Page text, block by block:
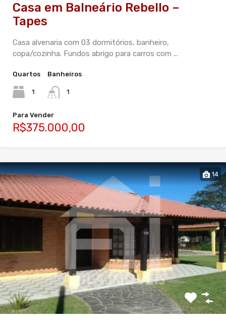
Casa em Balneário Rebello –
Tapes
Casa alvenaria com 03 dormitórios, banheiro,
copa/cozinha. Fundos abrigo para carros com ...
Quartos
1
Banheiros
1
Para Vender
R$375.000,00
14